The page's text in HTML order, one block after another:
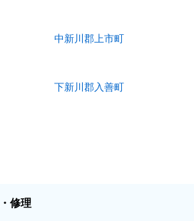
中新川郡上市町
下新川郡入善町
修理